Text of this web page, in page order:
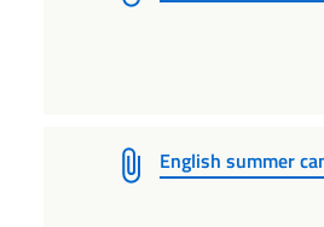
English summer